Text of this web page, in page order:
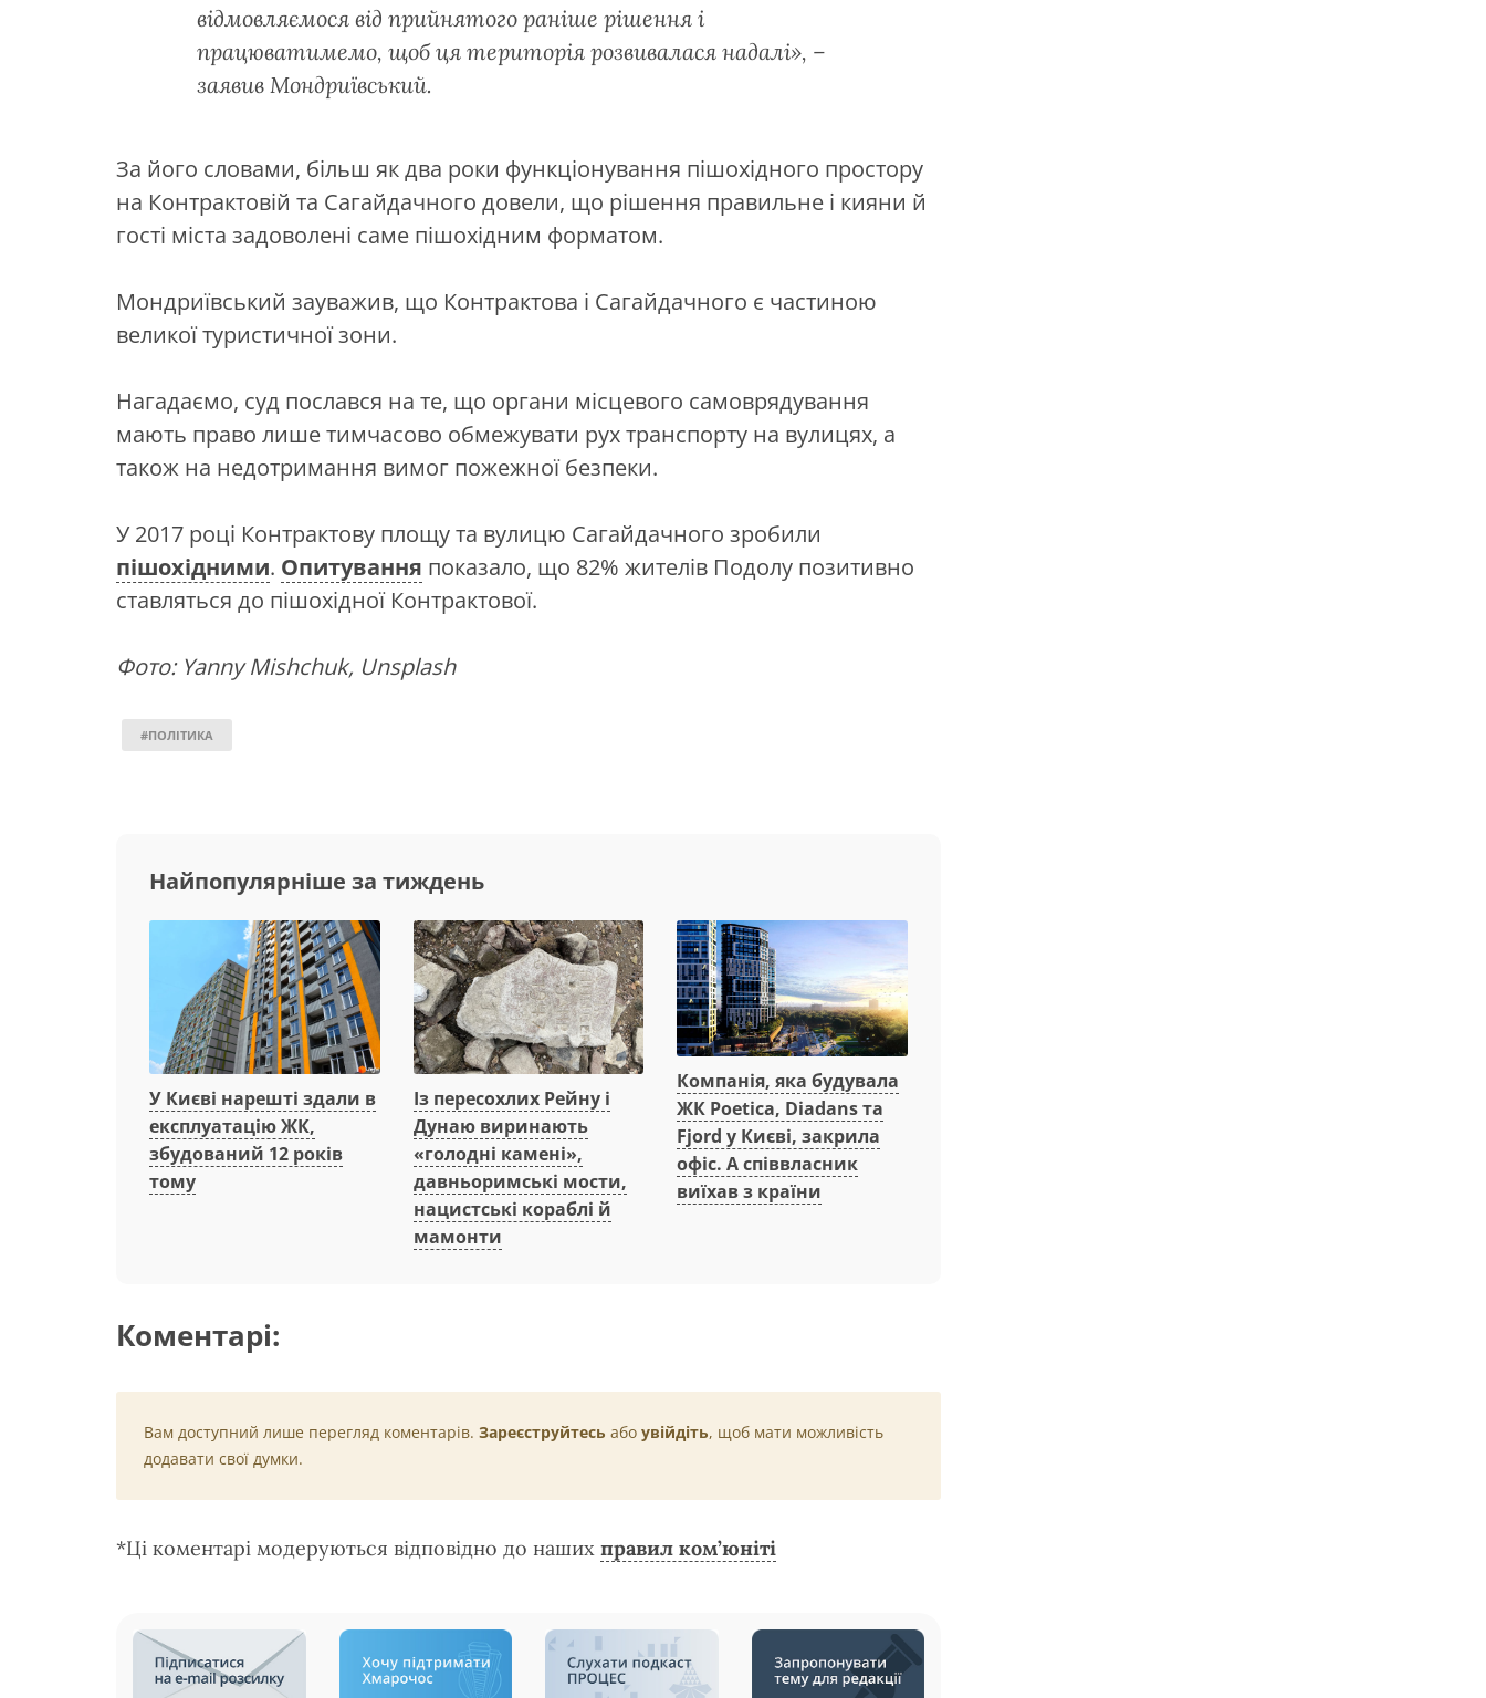
відмовляємося від прийнятого раніше рішення і
працюватимемо, щоб ця територія розвивалася надалі», –
заявив Мондриївський.
За його словами, більш як два роки функціонування пішохідного простору
на Контрактовій та Сагайдачного довели, що рішення правильне і кияни й
гості міста задоволені саме пішохідним форматом.
Мондриївський зауважив, що Контрактова і Сагайдачного є частиною
великої туристичної зони.
Нагадаємо, суд послався на те, що органи місцевого самоврядування
мають право лише тимчасово обмежувати рух транспорту на вулицях, а
також на недотримання вимог пожежної безпеки.
У 2017 році Контрактову площу та вулицю Сагайдачного зробили
пішохідними. Опитування показало, що 82% жителів Подолу позитивно
ставляться до пішохідної Контрактової.
Фото: Yanny Mishchuk, Unsplash
#ПОЛІТИКА
Найпопулярніше за тиждень
У Києві нарешті здали в
експлуатацію ЖК,
збудований 12 років
тому
Із пересохлих Рейну і
Дунаю виринають
«голодні камені»,
давньоримські мости,
нацистські кораблі й
мамонти
Компанія, яка будувала
ЖК Poetica, Diadans та
Fjord у Києві, закрила
офіс. А співвласник
виїхав з країни
Коментарі:
Вам доступний лише перегляд коментарів. Зареєструйтесь або увійдіть, щоб мати можливість
додавати свої думки.
*Ці коментарі модеруються відповідно до наших правил ком’юніті